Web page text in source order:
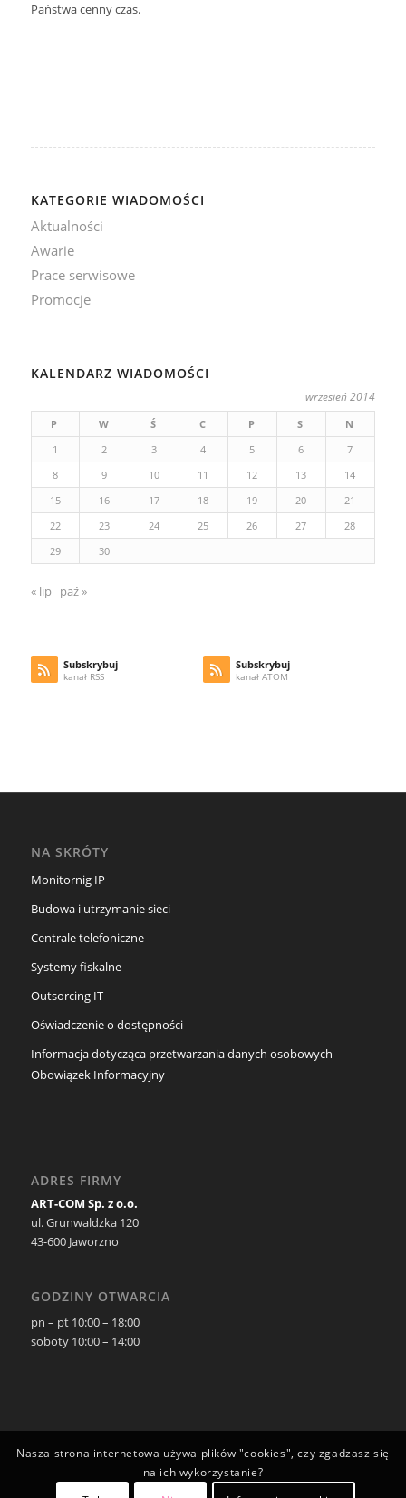
Państwa cenny czas.
KATEGORIE WIADOMOŚCI
Aktualności
Awarie
Prace serwisowe
Promocje
KALENDARZ WIADOMOŚCI
wrzesień 2014
P W Ś C P S
N
1
2 3 4 5 6
7
8
9 10 11 12 13
14
15
16 17 18 19 20
21
22
23 24 25 26 27
28
29
30
« lip paź »
Subskrybuj
kanał RSS
Subskrybuj
kanał ATOM
NA SKRÓTY
Monitornig IP
Budowa i utrzymanie sieci
Centrale telefoniczne
Systemy fiskalne
Outsorcing IT
Oświadczenie o dostępności
Informacja dotycząca przetwarzania danych osobowych –
Obowiązek Informacyjny
ADRES FIRMY
ART-COM Sp. z o.o.
ul. Grunwaldzka 120
43-600 Jaworzno
GODZINY OTWARCIA
pn – pt 10:00 – 18:00
soboty 10:00 – 14:00
Nasza strona internetowa używa plików "cookies", czy zgadzasz się
na ich wykorzystanie?